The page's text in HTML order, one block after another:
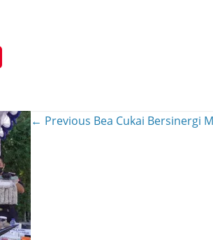
← Previous Bea Cukai Bersinergi